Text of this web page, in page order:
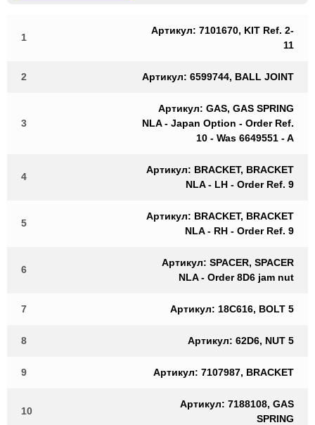
1
Артикул: 7101670, KIT Ref. 2-
11
2 Артикул: 6599744, BALL JOINT
3
Артикул: GAS, GAS SPRING
NLA - Japan Option - Order Ref.
10 - Was 6649551 - A
4
Артикул: BRACKET, BRACKET
NLA - LH - Order Ref. 9
5
Артикул: BRACKET, BRACKET
NLA - RH - Order Ref. 9
6
Артикул: SPACER, SPACER
NLA - Order 8D6 jam nut
7 Артикул: 18C616, BOLT 5
8 Артикул: 62D6, NUT 5
9 Артикул: 7107987, BRACKET
10
Артикул: 7188108, GAS
SPRING